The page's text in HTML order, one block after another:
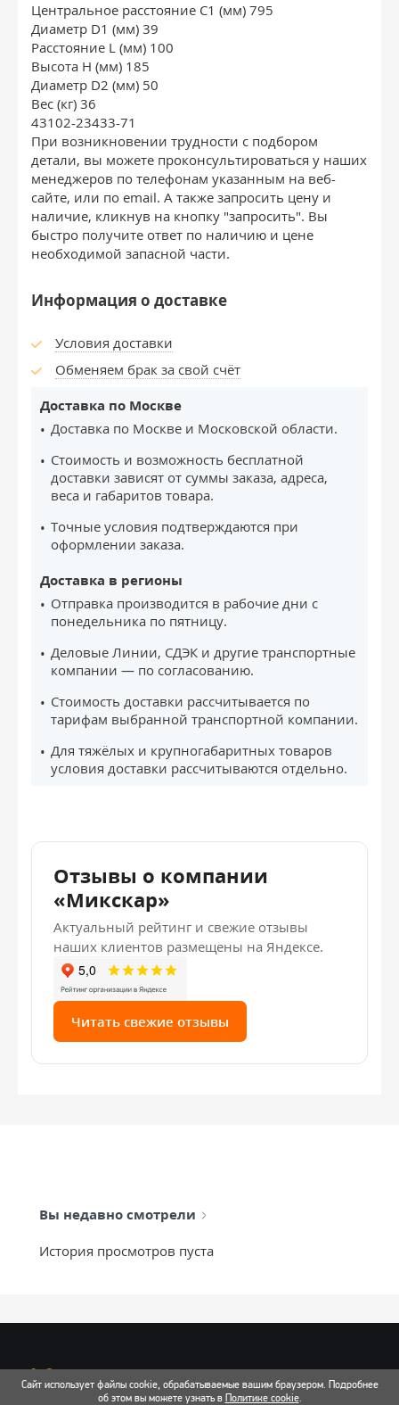
Центральное расстояние C1 (мм) 795
Диаметр D1 (мм) 39
Расстояние L (мм) 100
Высота H (мм) 185
Диаметр D2 (мм) 50
Вес (кг) 36
43102-23433-71
При возникновении трудности с подбором
детали, вы можете проконсультироваться у наших
менеджеров по телефонам указанным на веб-
сайте, или по email. А также запросить цену и
наличие, кликнув на кнопку "запросить". Вы
быстро получите ответ по наличию и цене
необходимой запасной части.
Информация о доставке
Условия доставки
Обменяем брак за свой счёт
Доставка по Москве
Доставка по Москве и Московской области.
Стоимость и возможность бесплатной
доставки зависят от суммы заказа, адреса,
веса и габаритов товара.
Точные условия подтверждаются при
оформлении заказа.
Доставка в регионы
Отправка производится в рабочие дни с
понедельника по пятницу.
Деловые Линии, СДЭК и другие транспортные
компании — по согласованию.
Стоимость доставки рассчитывается по
тарифам выбранной транспортной компании.
Для тяжёлых и крупногабаритных товаров
условия доставки рассчитываются отдельно.
Отзывы о компании
«Микскар»
Актуальный рейтинг и свежие отзывы
наших клиентов размещены на Яндексе.
Читать свежие отзывы
Вы недавно смотрели
История просмотров пуста
info@mixtcar.ru
Почта для связи
Сайт использует файлы cookie, обрабатываемые вашим браузером. Подробнее
об этом вы можете узнать в Политике cookie.